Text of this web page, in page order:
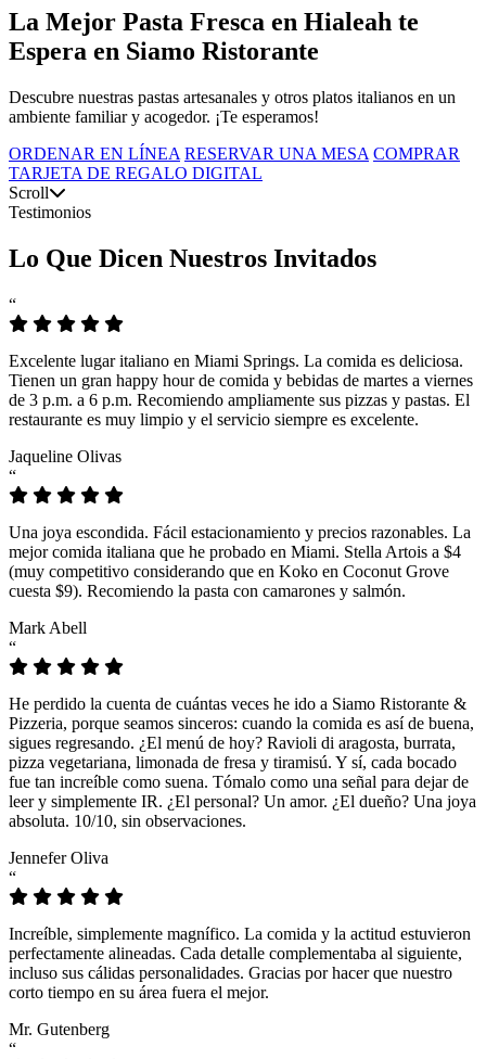
La Mejor Pasta Fresca en Hialeah te
Espera en Siamo Ristorante
Descubre nuestras pastas artesanales y otros platos italianos en un
ambiente familiar y acogedor. ¡Te esperamos!
ORDENAR EN LÍNEA RESERVAR UNA MESA COMPRAR
TARJETA DE REGALO DIGITAL
Scroll
Testimonios
Lo Que Dicen Nuestros Invitados
“
Excelente lugar italiano en Miami Springs. La comida es deliciosa.
Tienen un gran happy hour de comida y bebidas de martes a viernes
de 3 p.m. a 6 p.m. Recomiendo ampliamente sus pizzas y pastas. El
restaurante es muy limpio y el servicio siempre es excelente.
Jaqueline Olivas
“
Una joya escondida. Fácil estacionamiento y precios razonables. La
mejor comida italiana que he probado en Miami. Stella Artois a $4
(muy competitivo considerando que en Koko en Coconut Grove
cuesta $9). Recomiendo la pasta con camarones y salmón.
Mark Abell
“
He perdido la cuenta de cuántas veces he ido a Siamo Ristorante &
Pizzeria, porque seamos sinceros: cuando la comida es así de buena,
sigues regresando. ¿El menú de hoy? Ravioli di aragosta, burrata,
pizza vegetariana, limonada de fresa y tiramisú. Y sí, cada bocado
fue tan increíble como suena. Tómalo como una señal para dejar de
leer y simplemente IR. ¿El personal? Un amor. ¿El dueño? Una joya
absoluta. 10/10, sin observaciones.
Jennefer Oliva
“
Increíble, simplemente magnífico. La comida y la actitud estuvieron
perfectamente alineadas. Cada detalle complementaba al siguiente,
incluso sus cálidas personalidades. Gracias por hacer que nuestro
corto tiempo en su área fuera el mejor.
Mr. Gutenberg
“